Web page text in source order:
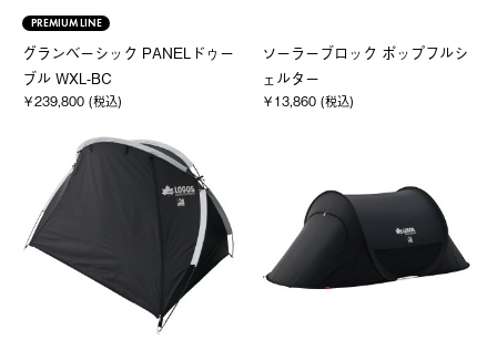
PREMIUM LINE
グランベーシック PANELドゥー
ブル WXL-BC
￥239,800 (税込)
ソーラーブロック ポップフルシ
ェルター
￥13,860 (税込)